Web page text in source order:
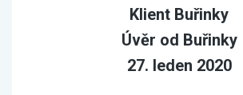
Klient Buřinky
Úvěr od Buřinky
27. leden 2020